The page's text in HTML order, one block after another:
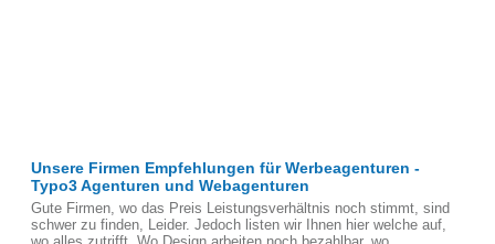
Unsere Firmen Empfehlungen für Werbeagenturen -
Typo3 Agenturen und Webagenturen
Gute Firmen, wo das Preis Leistungsverhältnis noch stimmt, sind
schwer zu finden, Leider. Jedoch listen wir Ihnen hier welche auf,